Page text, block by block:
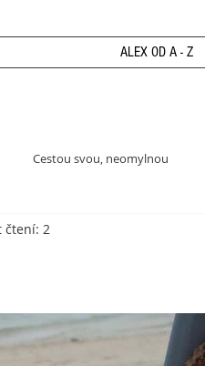
ALEX OD A - Z
Cestou svou, neomylnou
čtení: 2